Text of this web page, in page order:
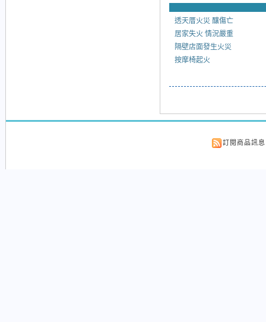
透天厝火災 釀傷亡
居家失火 情況嚴重
隔壁店面發生火災
按摩椅起火
訂閱商品訊息